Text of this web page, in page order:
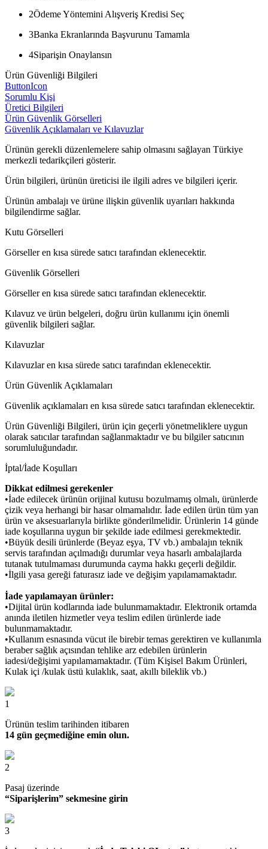
2Ödeme Yöntemini Alışveriş Kredisi Seç
3Banka Ekranlarında Başvurunu Tamamla
4Siparişin Onaylansın
Ürün Güvenliği Bilgileri
ButtonIcon
Sorumlu Kişi
Üretici Bilgileri
Ürün Güvenlik Görselleri
Güvenlik Açıklamaları ve Kılavuzlar
Ürünün gerekli düzenlemelere sahip olmasını sağlayan Türkiye
merkezli tedarikçileri gösterir.
Ürün bilgileri, ürünün üreticisi ile ilgili adres ve bilgileri içerir.
Ürünün ambalajı ve ürüne ilişkin güvenlik uyarıları hakkında
bilgilendirme sağlar.
Kutu Görselleri
Görseller en kısa sürede satıcı tarafından eklenecektir.
Güvenlik Görselleri
Görseller en kısa sürede satıcı tarafından eklenecektir.
Kılavuz ve ürün belgeleri, doğru ürün kullanımı için önemli
güvenlik bilgileri sağlar.
Kılavuzlar
Kılavuzlar en kısa sürede satıcı tarafından eklenecektir.
Ürün Güvenlik Açıklamaları
Güvenlik açıklamaları en kısa sürede satıcı tarafından eklenecektir.
Ürün Güvenliği Bilgileri, ürün için geçerli yönetmeliklere uygun
olarak satıcılar tarafından sağlanmaktadır ve bu bilgiler satıcının
sorumluluğundadır.
İptal/İade Koşulları
Dikkat edilmesi gerekenler
•İade edilecek ürünün orijinal kutusu bozulmamış olmalı, ürünlerde
çizik veya herhangi bir hasar olmamalıdır. İade edilen ürün tüm yan
ürün ve aksesuarlarıyla birlikte gönderilmelidir. Ürünlerin 14 günde
iade koşullarına uygun bir şekilde iade edilmesi gerekmektedir.
•Büyük desili ürünlerde (Beyaz eşya, TV vb.) ambalajın teknik
servis tarafından açılmadığı durumlar veya hasarlı ambalajlarda
tutanak tutulmaması durumunda cayma hakkı geçerli değildir.
•İlgili yasa gereği faturasız iade ve değişim yapılamamaktadır.
İade yapılamayan ürünler:
•Dijital ürün kodlarında iade bulunmamaktadır. Elektronik ortamda
anında iletilen hizmetler veya teslim edilen ürünlerde iade
bulunmamaktadır.
•Kullanım esnasında vücut ile birebir temas gerektiren ve kullanımla
beraber sağlık açısından tehlike arz edebilen ürünlerin
iadesi/değişimi yapılamamaktadır. (Tüm Kişisel Bakım Ürünleri,
Kulak içi /kulak üstü kulaklık, saat, akıllı bileklik vb.)
1
Ürünün teslim tarihinden itibaren
14 gün geçmediğine emin olun.
2
Pasaj üzerinde
“Siparişlerim” sekmesine girin
3